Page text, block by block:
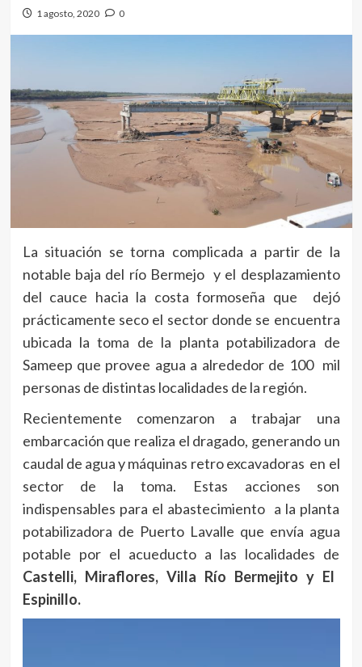
1 agosto, 2020 0
La situación se torna complicada a partir de la
notable baja del río Bermejo y el desplazamiento
del cauce hacia la costa formoseña que dejó
prácticamente seco el sector donde se encuentra
ubicada la toma de la planta potabilizadora de
Sameep que provee agua a alrededor de 100 mil
personas de distintas localidades de la región.
Recientemente comenzaron a trabajar una
embarcación que realiza el dragado, generando un
caudal de agua y máquinas retro excavadoras en el
sector de la toma. Estas acciones son
indispensables para el abastecimiento a la planta
potabilizadora de Puerto Lavalle que envía agua
potable por el acueducto a las localidades de
Castelli, Miraflores, Villa Río Bermejito y El
Espinillo.